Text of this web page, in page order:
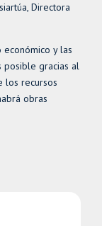
Directora
y las
posible gracias al
los recursos
obras